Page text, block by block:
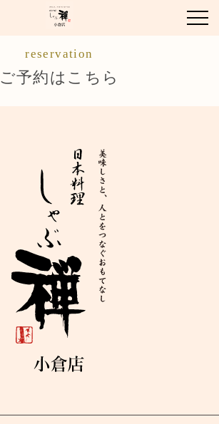
店舗情報
ご優待
ブランドトップ
ご予約はこちら
reservation
ご予約はこちら